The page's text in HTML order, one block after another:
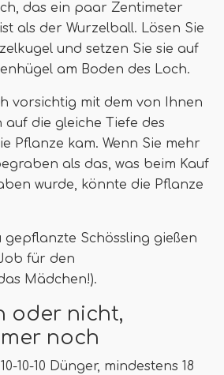
das ein paar Zentimeter
als der Wurzelball. Lösen Sie
und setzen Sie sie auf
am Boden des Loch.
vorsichtig mit dem von Ihnen
die gleiche Tiefe des
Pflanze kam. Wenn Sie mehr
als das, was beim Kauf
wurde, könnte die Pflanze
gepflanzte Schössling gießen
für den
Mädchen!).
oder nicht,
noch
10-10 Dünger, mindestens 18